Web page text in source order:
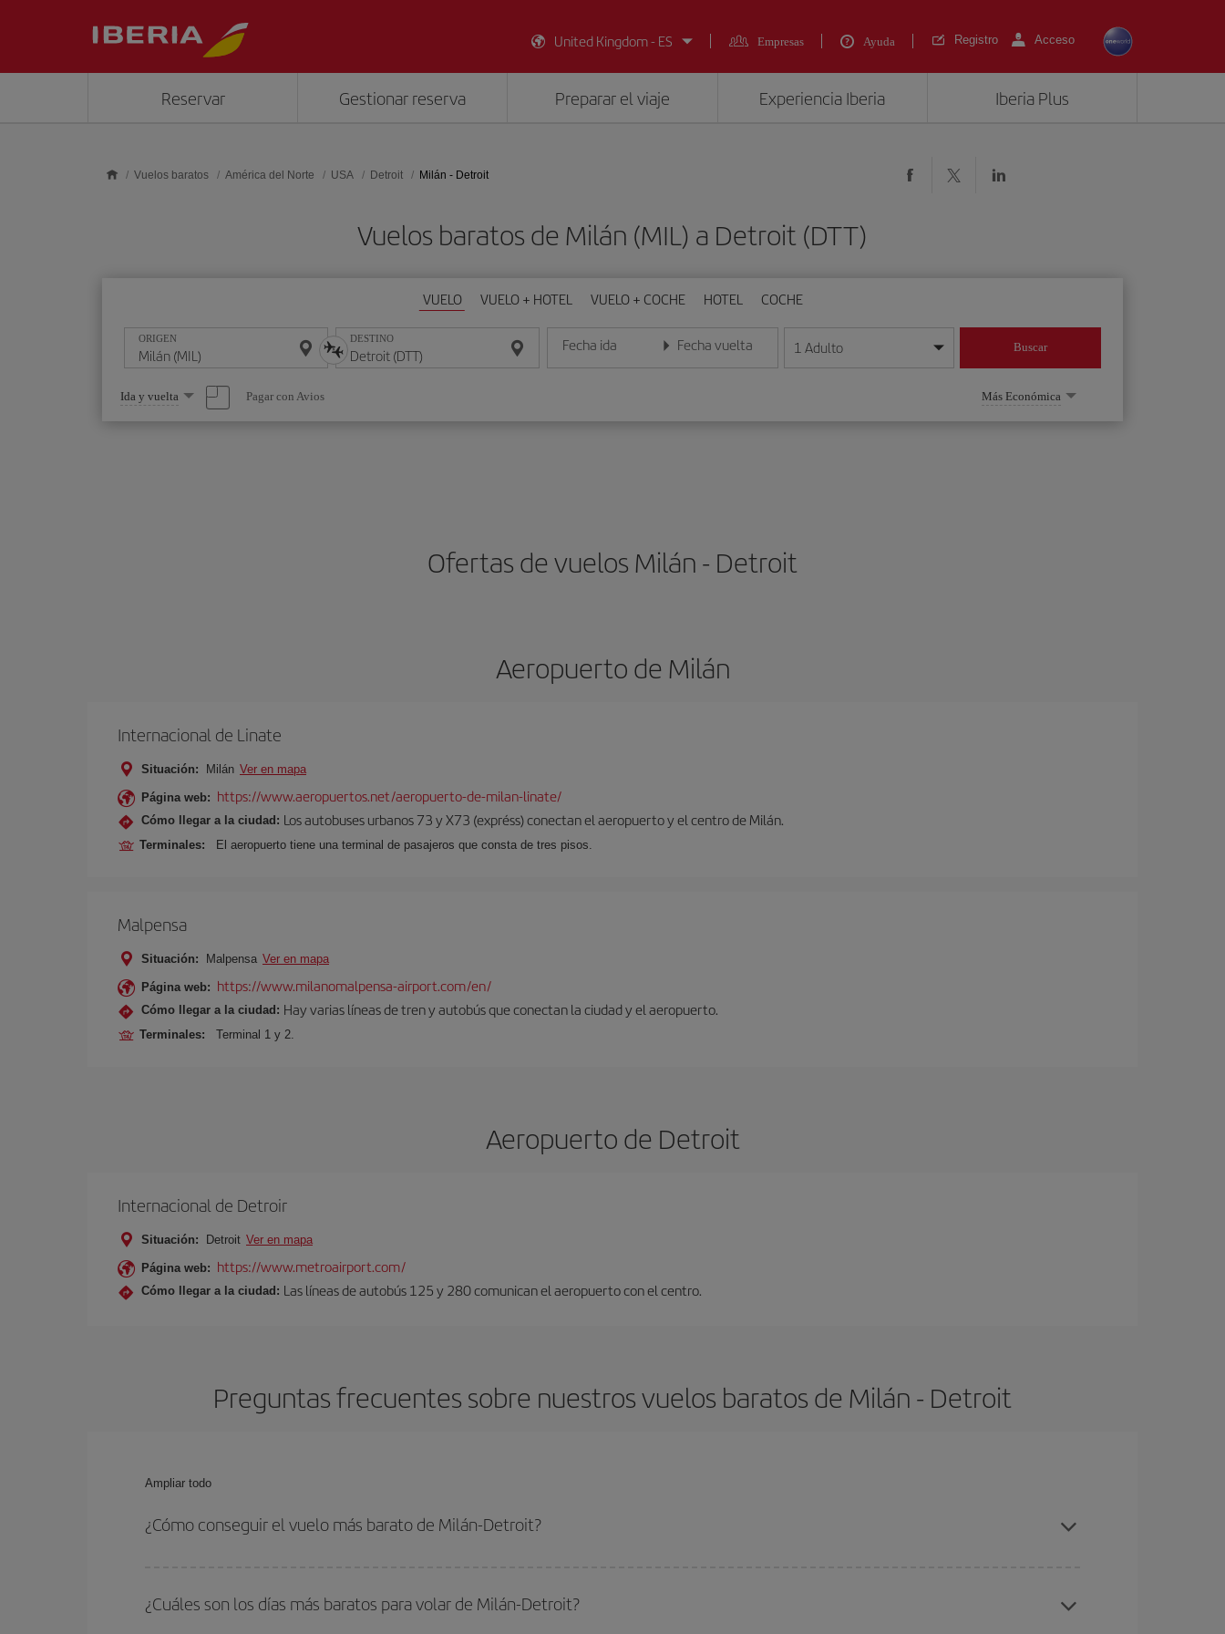
United Kingdom - ES
Empresas Ayuda Registro Acceso
Reservar Gestionar reserva Preparar el viaje Experiencia Iberia Iberia Plus
Vuelos baratos América del Norte USA Detroit Milán - Detroit
Vuelos baratos de Milán (MIL) a Detroit (DTT)
VUELO VUELO + HOTEL VUELO + COCHE HOTEL COCHE
ORIGEN DESTINO Fecha ida
Introduce la fecha en formato día/mes/año
Fecha vuelta
Introduce la fecha en formato día/mes/año
1 Adulto Buscar
Seleccione
una
opción
Ida y vuelta Pagar con Avios Más Económica
Ofertas de vuelos Milán - Detroit
Aeropuerto de Milán
Internacional de Linate
Situación: Milán Ver en mapa
Página web: https://www.aeropuertos.net/aeropuerto-de-milan-linate/
Cómo llegar a la ciudad: Los autobuses urbanos 73 y X73 (expréss) conectan el aeropuerto y el centro de Milán.
Terminales: El aeropuerto tiene una terminal de pasajeros que consta de tres pisos.
Malpensa
Situación: Malpensa Ver en mapa
Página web: https://www.milanomalpensa-airport.com/en/
Cómo llegar a la ciudad: Hay varias líneas de tren y autobús que conectan la ciudad y el aeropuerto.
Terminales: Terminal 1 y 2.
Aeropuerto de Detroit
Internacional de Detroir
Situación: Detroit Ver en mapa
Página web: https://www.metroairport.com/
Cómo llegar a la ciudad: Las líneas de autobús 125 y 280 comunican el aeropuerto con el centro.
Preguntas frecuentes sobre nuestros vuelos baratos de Milán - Detroit
Ampliar todo
¿Cómo conseguir el vuelo más barato de Milán-Detroit?
fechas y horarios de ida y vuelta.
¿Cuáles son los días más baratos para volar de Milán-Detroit?